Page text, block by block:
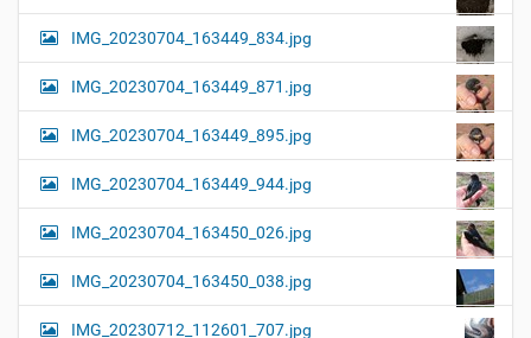
IMG_20230704_163449_834.jpg
IMG_20230704_163449_871.jpg
IMG_20230704_163449_895.jpg
IMG_20230704_163449_944.jpg
IMG_20230704_163450_026.jpg
IMG_20230704_163450_038.jpg
IMG_20230712_112601_707.jpg